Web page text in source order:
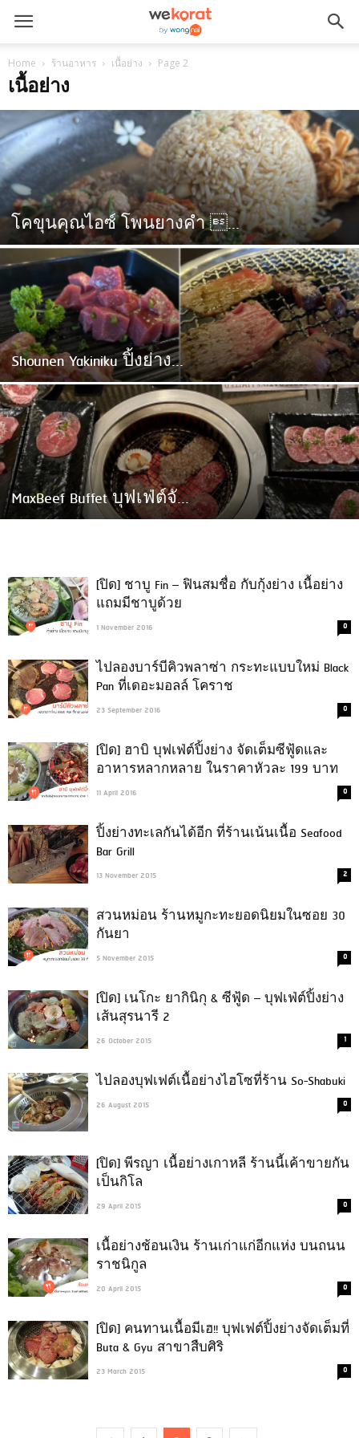
Home ร้านอาหาร เนื้อย่าง Page 2
เนื้อย่าง
โคขุนคุณไอซ์ โพนยางคำ ...
Shounen Yakiniku ปิ้งย่าง...
MaxBeef Buffet บุฟเฟ่ต์จั...
[ปิด] ชาบู Fin – ฟินสมชื่อ กับกุ้งย่าง เนื้อย่าง
แถมมีชาบูด้วย
1 November 2016 0
ไปลองบาร์บีคิวพลาซ่า กระทะแบบใหม่ Black
Pan ที่เดอะมอลล์ โคราช
23 September 2016 0
[ปิด] ฮาบิ บุฟเฟ่ต์ปิ้งย่าง จัดเต็มซีฟู้ดและ
อาหารหลากหลาย ในราคาหัวละ 199 บาท
11 April 2016 0
ปิ้งย่างทะเลกันได้อีก ที่ร้านเน้นเนื้อ Seafood
Bar Grill
13 November 2015 2
สวนหม่อน ร้านหมูกะทะยอดนิยมในซอย 30
กันยา
5 November 2015 0
[ปิด] เนโกะ ยากินิกุ & ซีฟู้ด – บุฟเฟ่ต์ปิ้งย่าง
เส้นสุรนารี 2
26 October 2015 1
ไปลองบุฟเฟต์เนื้อย่างไฮโซที่ร้าน So-Shabuki
26 August 2015 0
[ปิด] พีรญา เนื้อย่างเกาหลี ร้านนี้เค้าขายกัน
เป็นกิโล
29 April 2015 0
เนื้อย่างช้อนเงิน ร้านเก่าแก่อีกแห่ง บนถนน
ราชนิกูล
20 April 2015 0
[ปิด] คนทานเนื้อมีเฮ!! บุฟเฟต์ปิ้งย่างจัดเต็มที่
Buta & Gyu สาขาสืบศิริ
23 March 2015 0